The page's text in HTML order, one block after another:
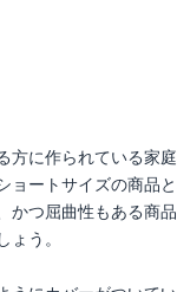
方に作られている家
ョートサイズの商品
かつ屈曲性もある商
ょう。